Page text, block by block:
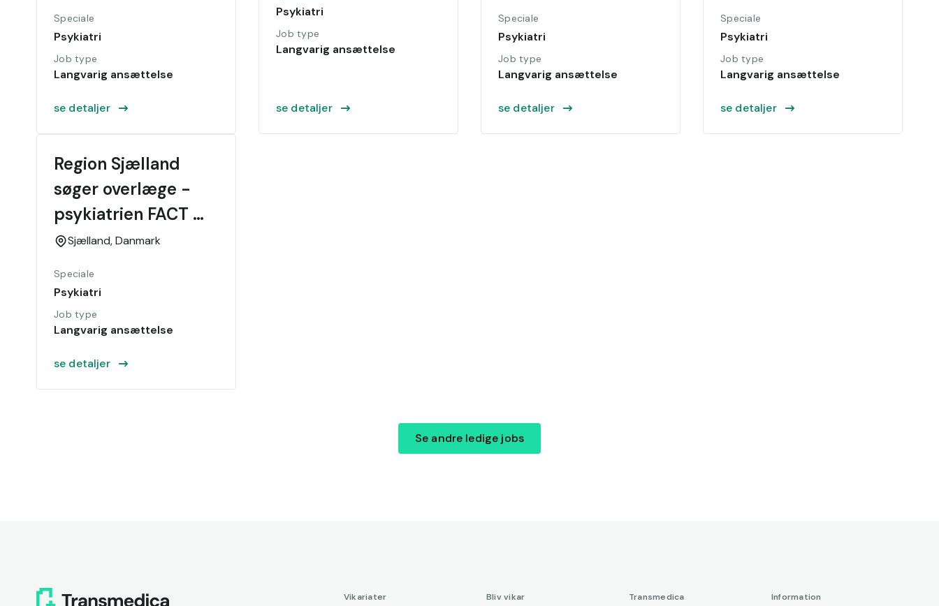
Speciale
Psykiatri
Job type
Langvarig ansættelse
se detaljer
Psykiatri
Job type
Langvarig ansættelse
se detaljer
Speciale
Psykiatri
Job type
Langvarig ansættelse
se detaljer
Speciale
Psykiatri
Job type
Langvarig ansættelse
se detaljer
Region Sjælland
søger overlæge -
psykiatrien FACT
team A
Sjælland,Danmark
Speciale
Psykiatri
Job type
Langvarig ansættelse
se detaljer
Se andre ledige jobs
Vikariater Bliv vikar Transmedica Information